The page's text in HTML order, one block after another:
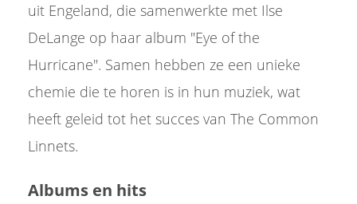
uit Engeland, die samenwerkte met Ilse
DeLange op haar album "Eye of the
Hurricane". Samen hebben ze een unieke
chemie die te horen is in hun muziek, wat
heeft geleid tot het succes van The Common
Linnets.
Albums en hits